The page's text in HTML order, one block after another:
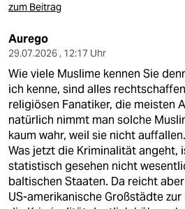
zum Beitrag
Aurego
29.07.2026 , 12:17 Uhr
Wie viele Muslime kennen Sie
ich kenne, sind alles
religiösen Fanatiker, die meisten
natürlich nimmt man solche
kaum wahr, weil sie nicht auffallen.
Was jetzt die Kriminalität angeht,
statistisch gesehen nicht
baltischen Staaten. Da reicht
US-amerikanische Großstädte